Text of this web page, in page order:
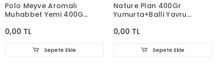
Polo Meyve Aromalı
Muhabbet Yemi 400Gr
0,00 TL
Sepete Ekle
Nature Plan 400Gr
Yumurta+Balli Yavru
0,00 TL
Sepete Ekle